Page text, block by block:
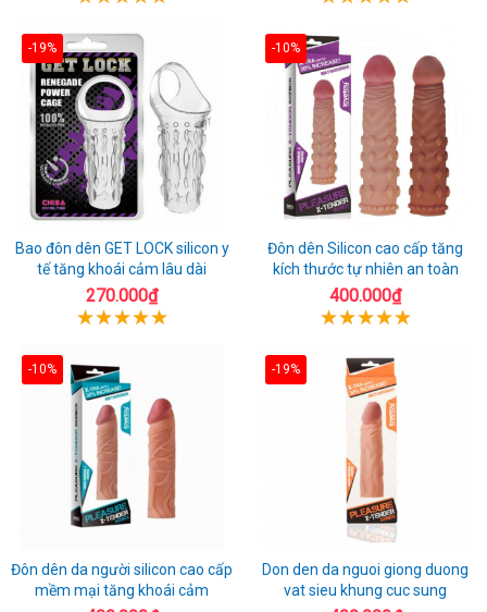
-19%
Bao đôn dên GET LOCK silicon y
tế tăng khoái cảm lâu dài
270.000₫
-10%
Đôn dên Silicon cao cấp tăng
kích thước tự nhiên an toàn
400.000₫
-10%
Đôn dên da người silicon cao cấp
mềm mại tăng khoái cảm
-19%
Don den da nguoi giong duong
vat sieu khung cuc sung